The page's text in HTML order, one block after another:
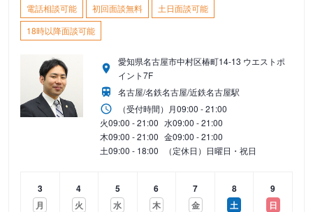
電話相談可能 初回面談無料
土日面談可能
18時以降面談可能
愛知県名古屋市中村区椿町14-13 ウエストポ
イント7F
名古屋/名鉄名古屋/近鉄名古屋駅
（受付時間） 月09:00 - 21:00
火09:00 - 21:00 水09:00 - 21:00
木09:00 - 21:00 金09:00 - 21:00
土09:00 - 18:00 （定休日）日曜日・祝日
3
月
4
火
5
水
6
木
7
金
8
土
9
日